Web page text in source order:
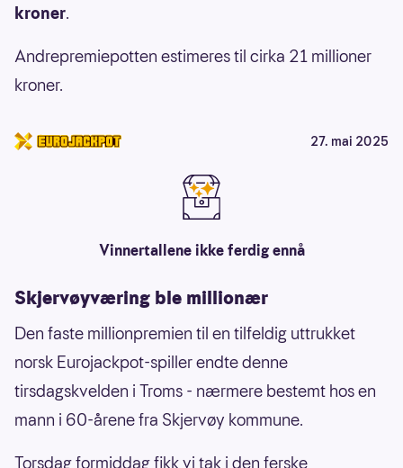
kroner.
Andrepremiepotten estimeres til cirka 21 millioner
kroner.
27. mai 2025
Vinnertallene ikke ferdig ennå
Skjervøyværing ble millionær
Den faste millionpremien til en tilfeldig uttrukket
norsk Eurojackpot-spiller endte denne
tirsdagskvelden i Troms - nærmere bestemt hos en
mann i 60-årene fra Skjervøy kommune.
Torsdag formiddag fikk vi tak i den ferske